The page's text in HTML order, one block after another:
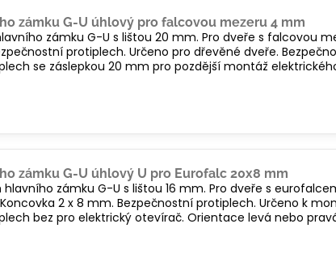
zámku G-U úhlový pro falcovou mezeru 4 mm
zámku G-U s lištou 20 mm. Pro dveře s falcovou
protiplech. Určeno pro dřevěné dveře.
se záslepkou 20 mm pro pozdější montáž
zámku G-U úhlový U pro Eurofalc 20x8 mm
hlavního zámku G-U s lištou 16 mm. Pro dveře s
2 x 8 mm. Bezpečnostní protiplech. Určeno k
bez pro elektrický otevírač. Orientace levá nebo